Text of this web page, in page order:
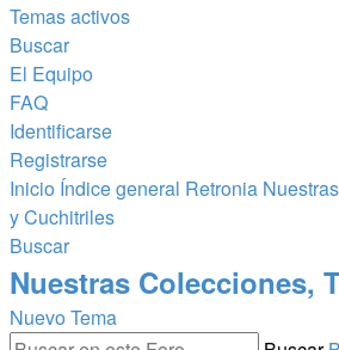
Temas activos
Buscar
El Equipo
FAQ
Identificarse
Registrarse
Inicio Índice general Retronia
y Cuchitriles
Buscar
Nuestras Colecciones,
Nuevo Tema